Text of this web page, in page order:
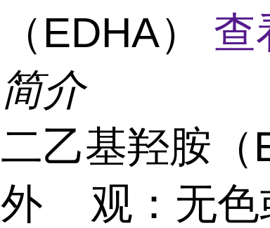
（EDHA） 查
简介
二乙基羟胺（
外 观：无色